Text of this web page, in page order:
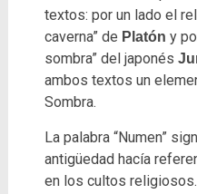
textos: por un lado el
caverna” de Platón y
sombra” del japonés
ambos textos un
Sombra.
La palabra “Numen”
antigüedad hacía
en los cultos religiosos.